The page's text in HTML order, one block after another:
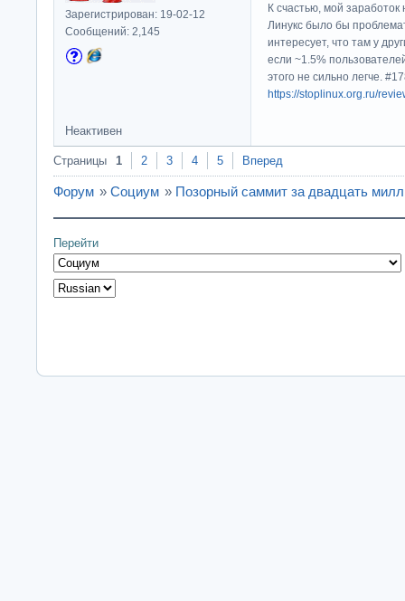
Зарегистрирован: 19-02-12
Сообщений: 2,145
К счастью, мой
Линукс было бы
интересует, что там у
если ~1.5%
этого не сильно легче.
https://stoplinux.org.ru/
Неактивен
Страницы 1 2 3 4 5 Вперед
Форум » Социум » Позорный саммит за двадцать
Перейти